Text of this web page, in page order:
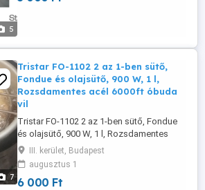
5
7
Tristar FO-1102 2 az 1-ben sütő,
Fondue és olajsütő, 900 W, 1 l,
Rozsdamentes acél 6000ft óbuda
vil
Tristar FO-1102 2 az 1-ben sütő, Fondue
és olajsütő, 900 W, 1 l, Rozsdamentes
acél 6000ft óbuda villák nélkül személyes
átvétel óbudán lakcimemen Tristar FO-
1102 Fondue és fritőz 2in1. Praktikus
kettő az egyben készülék. A fondue
III. kerület, Budapest
augusztus 1
6 000 Ft